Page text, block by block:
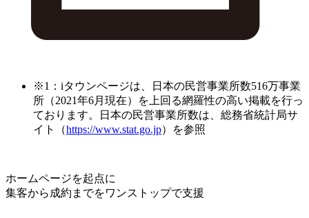
※1：iタウンページは、日本の民営事業所数516万事業
所（2021年6月現在）を上回る網羅性の高い掲載を行っ
ております。日本の民営事業所数は、総務省統計局サ
イト（https://www.stat.go.jp）を参照
ホームページを起点に
集客から成約までをワンストップで支援